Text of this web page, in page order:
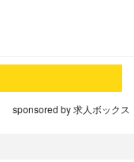
sponsored by 求人ボックス